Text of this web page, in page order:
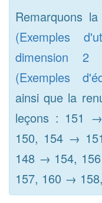
Remarquons
(Exemples
dimension 2
(Exemples
ainsi que la
leçons : 151
150, 154 →
148 → 154,
157, 160 →